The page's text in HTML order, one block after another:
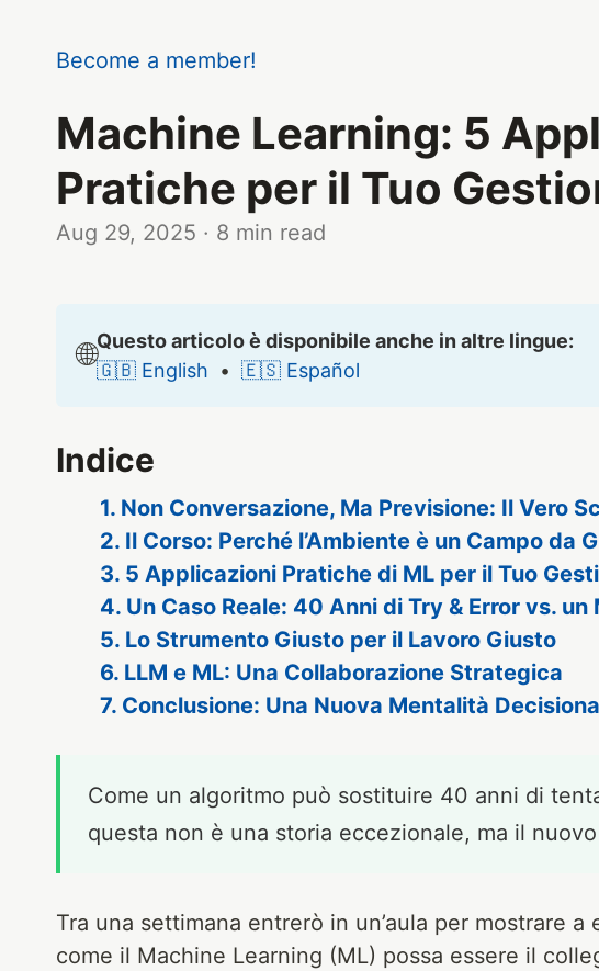
Become a member!
Machine Learning: 5
Pratiche per il Tuo
Aug 29, 2025 · 8 min read
🌐Questo articolo è disponibile anche in altre lingue:
🇬🇧 English • 🇪🇸 Español
Indice
1. Non Conversazione, Ma Previsione: Il Vero
2. Il Corso: Perché l’Ambiente è un Campo da
3. 5 Applicazioni Pratiche di ML per il Tuo
4. Un Caso Reale: 40 Anni di Try & Error vs.
5. Lo Strumento Giusto per il Lavoro Giusto
6. LLM e ML: Una Collaborazione Strategica
7. Conclusione: Una Nuova Mentalità
Come un algoritmo può sostituire 40 anni di
questa non è una storia eccezionale, ma il
Tra una settimana entrerò in un’aula per mostrare
come il Machine Learning (ML) possa essere il